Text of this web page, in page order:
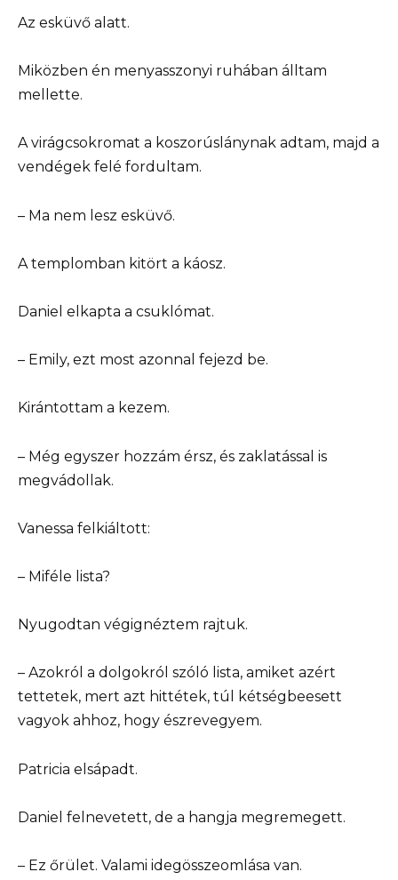
Az esküvő alatt.
Miközben én menyasszonyi ruhában álltam
mellette.
A virágcsokromat a koszorúslánynak adtam, majd a
vendégek felé fordultam.
– Ma nem lesz esküvő.
A templomban kitört a káosz.
Daniel elkapta a csuklómat.
– Emily, ezt most azonnal fejezd be.
Kirántottam a kezem.
– Még egyszer hozzám érsz, és zaklatással is
megvádollak.
Vanessa felkiáltott:
– Miféle lista?
Nyugodtan végignéztem rajtuk.
– Azokról a dolgokról szóló lista, amiket azért
tettetek, mert azt hittétek, túl kétségbeesett
vagyok ahhoz, hogy észrevegyem.
Patricia elsápadt.
Daniel felnevetett, de a hangja megremegett.
– Ez őrület. Valami idegösszeomlása van.